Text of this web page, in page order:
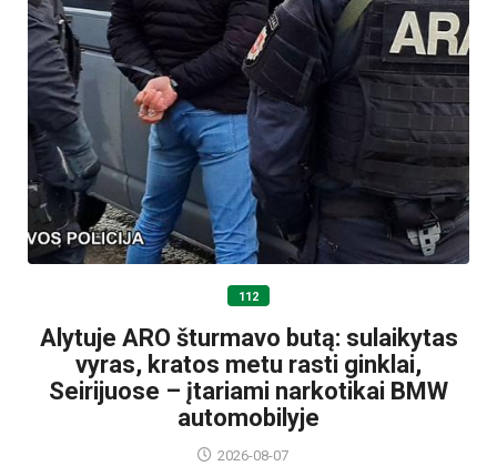
112
Alytuje ARO šturmavo butą: sulaikytas
vyras, kratos metu rasti ginklai,
Seirijuose – įtariami narkotikai BMW
automobilyje
2026-08-07